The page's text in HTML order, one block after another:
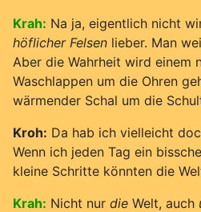
Krah: Na ja, eigentlich nicht
höflicher Felsen lieber. Man
Aber die Wahrheit wird einem
Waschlappen um die Ohren
wärmender Schal um die
Kroh: Da hab ich vielleicht
Wenn ich jeden Tag ein
kleine Schritte könnten die
Krah: Nicht nur die Welt, auch